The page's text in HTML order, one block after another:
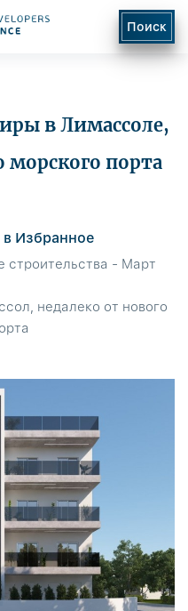
Поиск
в Лимассоле,
морского порта
строительства - Март
недалеко от нового
в Избранное